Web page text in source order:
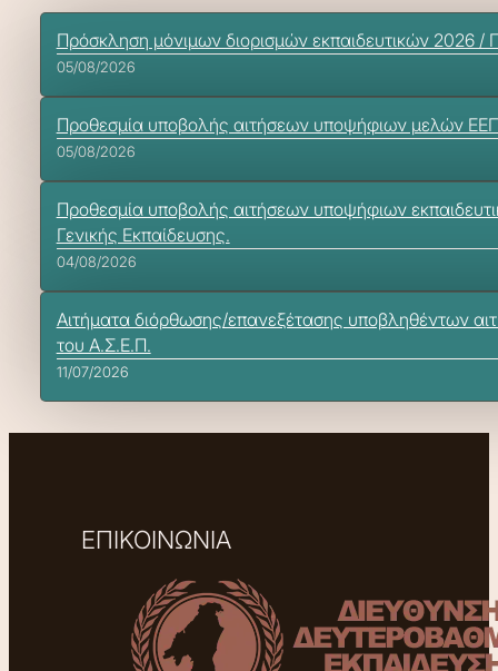
Πρόσκληση μόνιμων διορισμών εκπαιδευτικών 2026 /
05/08/2026
Προθεσμία υποβολής αιτήσεων υποψήφιων μελών ΕΕΠ-
05/08/2026
Προθεσμία υποβολής αιτήσεων υποψήφιων
Γενικής Εκπαίδευσης.
04/08/2026
Αιτήματα διόρθωσης/επανεξέτασης υποβληθέντων
του Α.Σ.Ε.Π.
11/07/2026
ΕΠΙΚΟΙΝΩΝΙΑ